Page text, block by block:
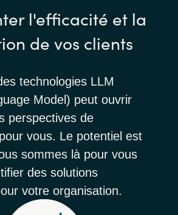
l'efficacité et la
de vos clients
technologies LLM
Model) peut ouvrir
perspectives de
vous. Le potentiel est
sommes là pour vous
des solutions
votre organisation.